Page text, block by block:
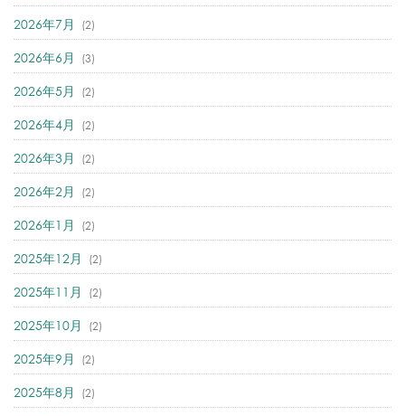
2026年7月 (2)
2026年6月 (3)
2026年5月 (2)
2026年4月 (2)
2026年3月 (2)
2026年2月 (2)
2026年1月 (2)
2025年12月 (2)
2025年11月 (2)
2025年10月 (2)
2025年9月 (2)
2025年8月 (2)